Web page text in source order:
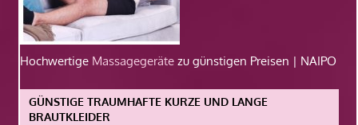
Hochwertige Massagegeräte zu günstigen Preisen | NAIPO
GÜNSTIGE TRAUMHAFTE KURZE UND LANGE
BRAUTKLEIDER